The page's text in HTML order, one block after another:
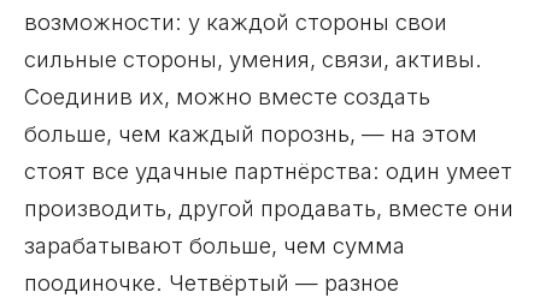
возможности: у каждой стороны свои
сильные стороны, умения, связи, активы.
Соединив их, можно вместе создать
больше, чем каждый порознь, — на этом
стоят все удачные партнёрства: один умеет
производить, другой продавать, вместе они
зарабатывают больше, чем сумма
поодиночке. Четвёртый — разное